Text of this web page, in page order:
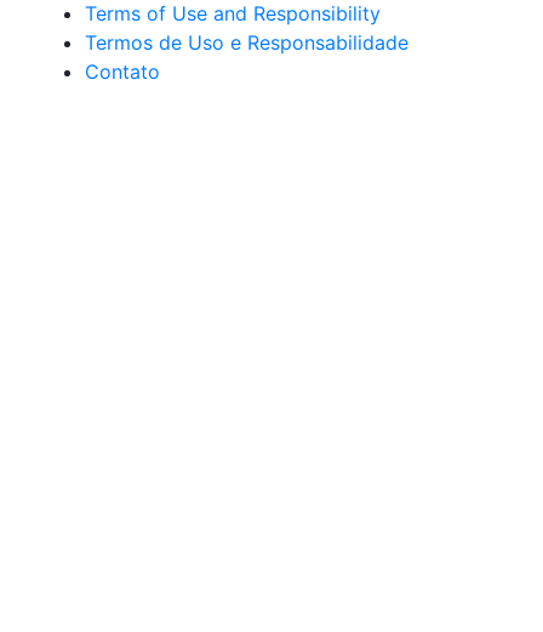
Terms of Use and Responsibility
Termos de Uso e Responsabilidade
Contato